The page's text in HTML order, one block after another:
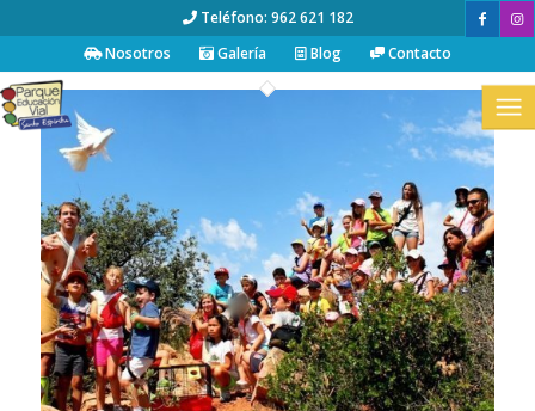
Teléfono: 962 621 182
Nosotros
Galería Blog Contacto